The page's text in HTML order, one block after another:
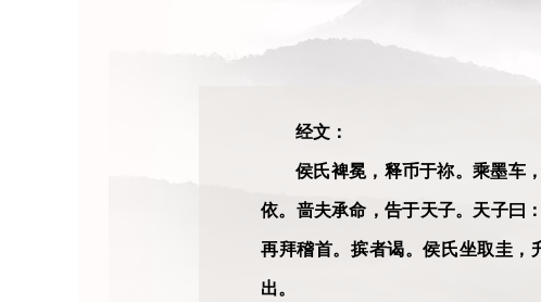
经文：
侯氏裨冕，释币于祢。乘墨车
依。啬夫承命，告于天子。天子曰
再拜稽首。摈者谒。侯氏坐取圭，
出。